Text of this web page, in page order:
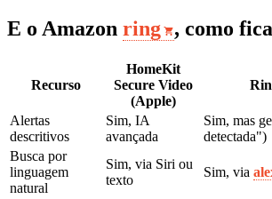
E o Amazon ring , como
Recurso
HomeKit
Secure Video
(Apple)
Alertas
descritivos
Sim, IA
avançada
Sim, mas
detectada")
Busca por
linguagem
natural
Sim, via Siri ou
texto
Sim, via